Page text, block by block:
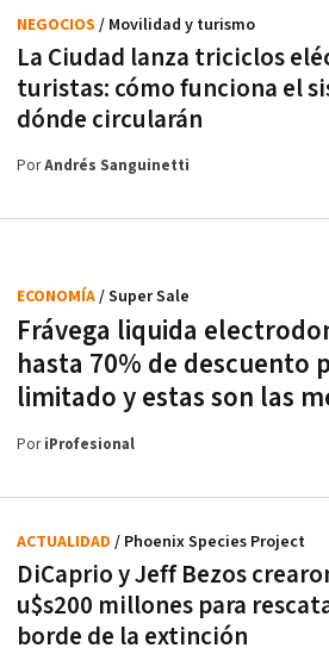
La Ciudad lanza triciclos
turistas: cómo funciona el
dónde circularán
NEGOCIOS / Movilidad y turismo
PorAndrés Sanguinetti
Frávega liquida
hasta 70% de descuento
limitado y estas son las
ECONOMÍA/ Super Sale
PoriProfesional
DiCaprio y Jeff Bezos
u$s200 millones para
borde de la extinción
ACTUALIDAD / Phoenix Species Project